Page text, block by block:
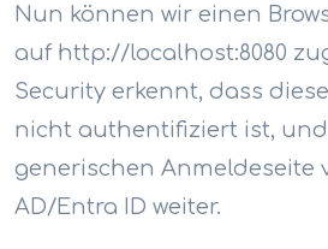
Nun können wir einen
auf http://localhost:8080
Security erkennt, dass
nicht authentifiziert ist,
generischen Anmeldeseite
AD/Entra ID weiter.